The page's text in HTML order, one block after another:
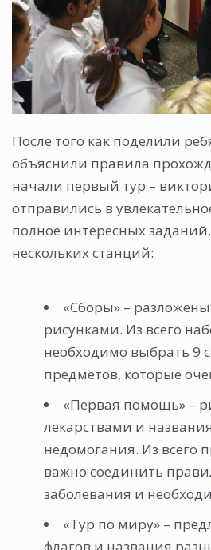
После того как поделили
объяснили правила
начали первый тур –
отправились в
полное интересных
нескольких станций:
«Сборы» –
рисунками. Из всего
необходимо выбрать 9
предметов, которые
«Первая помощь» –
лекарствами и
недомогания. Из всего
важно соединить
заболевания и
«Тур по миру» –
флагов и названия